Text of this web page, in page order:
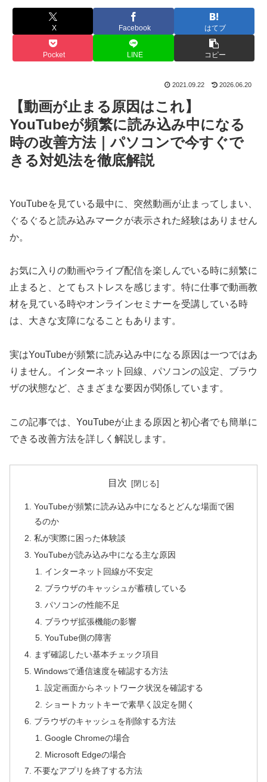
X Facebook はてブ
Pocket LINE コピー
2021.09.22 2026.06.20
【動画が止まる原因はこれ】
YouTubeが頻繁に読み込み中になる
時の改善方法｜パソコンで今すぐで
きる対処法を徹底解説
YouTubeを見ている最中に、突然動画が止まってしまい、
ぐるぐると読み込みマークが表示された経験はありません
か。
お気に入りの動画やライブ配信を楽しんでいる時に頻繁に
止まると、とてもストレスを感じます。特に仕事で動画教
材を見ている時やオンラインセミナーを受講している時
は、大きな支障になることもあります。
実はYouTubeが頻繁に読み込み中になる原因は一つではあ
りません。インターネット回線、パソコンの設定、ブラウ
ザの状態など、さまざまな要因が関係しています。
この記事では、YouTubeが止まる原因と初心者でも簡単に
できる改善方法を詳しく解説します。
目次
YouTubeが頻繁に読み込み中になるとどんな場面で困
るのか
私が実際に困った体験談
YouTubeが読み込み中になる主な原因
インターネット回線が不安定
ブラウザのキャッシュが蓄積している
パソコンの性能不足
ブラウザ拡張機能の影響
YouTube側の障害
まず確認したい基本チェック項目
Windowsで通信速度を確認する方法
設定画面からネットワーク状況を確認する
ショートカットキーで素早く設定を開く
ブラウザのキャッシュを削除する方法
Google Chromeの場合
Microsoft Edgeの場合
不要なアプリを終了する方法